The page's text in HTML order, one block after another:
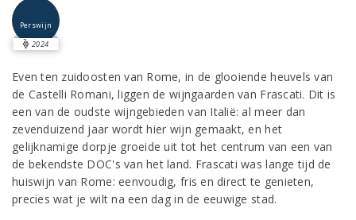
Perswijn
2024
Even ten zuidoosten van Rome, in de glooiende heuvels van
de Castelli Romani, liggen de wijngaarden van Frascati. Dit is
een van de oudste wijngebieden van Italië: al meer dan
zevenduizend jaar wordt hier wijn gemaakt, en het
gelijknamige dorpje groeide uit tot het centrum van een van
de bekendste DOC's van het land. Frascati was lange tijd de
huiswijn van Rome: eenvoudig, fris en direct te genieten,
precies wat je wilt na een dag in de eeuwige stad.